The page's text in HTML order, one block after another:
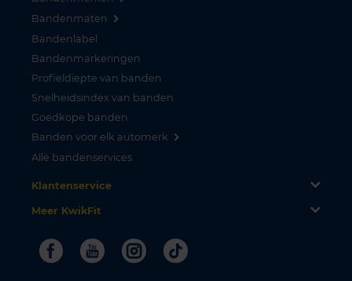
Bandenmaten
Bandenlabel
Bandenmarkeringen
Profieldiepte van banden
Snelheidsindex van banden
Goedkope banden
Banden voor elk automerk
Alle bandenservices
Klantenservice
Meer KwikFit
FacebookYoutubeInstagram
Tiktok